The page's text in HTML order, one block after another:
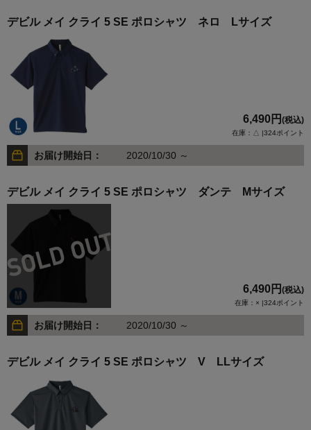
デビル メイ クライ 5 SE ポロシャツ ネロ Lサイズ
6,490円 (税込)
在庫：△ |324ポイント
お届け開始日： 2020/10/30 ～
デビル メイ クライ 5 SE ポロシャツ ダンテ Mサイズ
6,490円 (税込)
在庫：× |324ポイント
お届け開始日： 2020/10/30 ～
デビル メイ クライ 5 SE ポロシャツ V LLサイズ